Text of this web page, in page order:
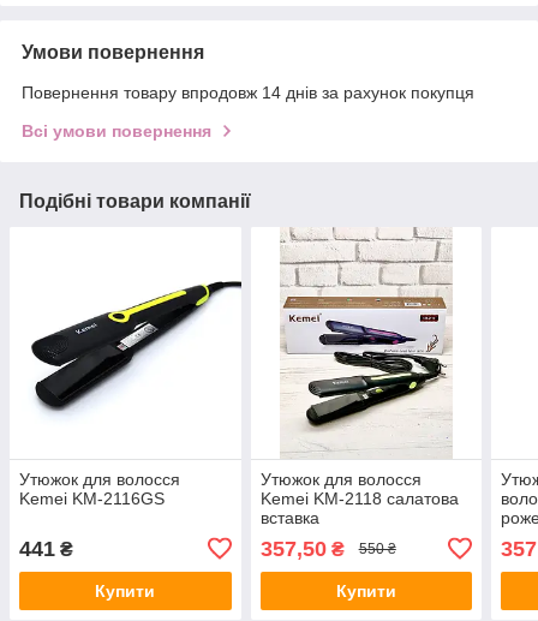
Умови повернення
Повернення товару впродовж 14 днів за рахунок покупця
Всі умови повернення
Подібні товари компанії
Утюжок для волосся
Kemei KM-2116GS
441 ₴
Купити
Утюжок для волосся
Kemei KM-2118 салатова
вставка
357,50₴ 550 ₴
Купити